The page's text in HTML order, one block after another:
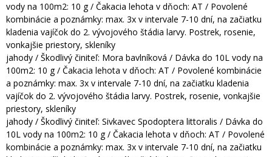
vody na 100m2: 10 g / Čakacia lehota v dňoch: AT / Povolené
kombinácie a poznámky: max. 3x v intervale 7-10 dní, na začiatku
kladenia vajíčok do 2. vývojového štádia larvy. Postrek, rosenie,
vonkajšie priestory, skleníky
jahody / Škodlivý činiteľ: Mora bavlníková / Dávka do 10L vody na
100m2: 10 g / Čakacia lehota v dňoch: AT / Povolené kombinácie
a poznámky: max. 3x v intervale 7-10 dní, na začiatku kladenia
vajíčok do 2. vývojového štádia larvy. Postrek, rosenie, vonkajšie
priestory, skleníky
jahody / Škodlivý činiteľ: Sivkavec Spodoptera littoralis / Dávka do
10L vody na 100m2: 10 g / Čakacia lehota v dňoch: AT / Povolené
kombinácie a poznámky: max. 3x v intervale 7-10 dní, na začiatku